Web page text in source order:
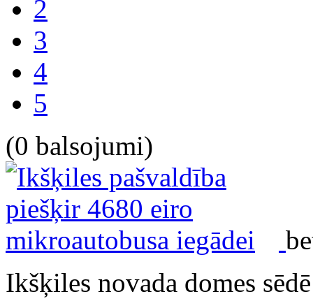
2
3
4
5
(0 balsojumi)
Ikšķiles novada domes